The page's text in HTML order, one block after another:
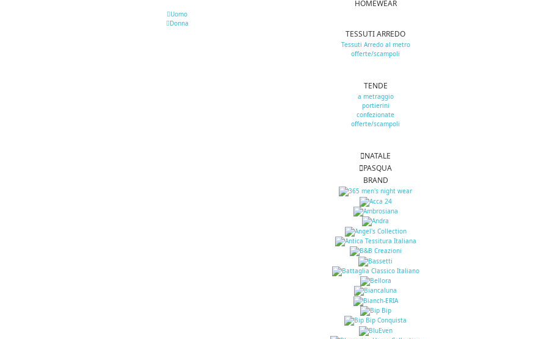
HOMEWEAR
Uomo
Donna
TESSUTI ARREDO
Tessuti Arredo al metro
offerte/scampoli
TENDE
a metraggio
portierini
confezionate
offerte/scampoli
NATALE
PASQUA
BRAND